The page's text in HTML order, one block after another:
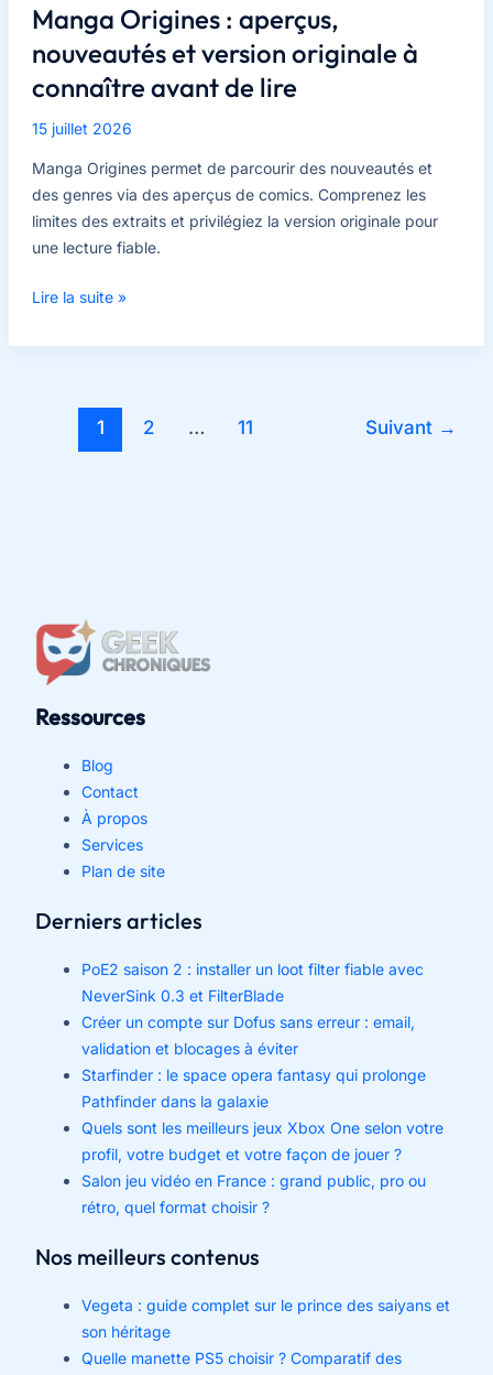
Manga Origines : aperçus,
nouveautés et version originale à
connaître avant de lire
15 juillet 2026
Manga Origines permet de parcourir des nouveautés et
des genres via des aperçus de comics. Comprenez les
limites des extraits et privilégiez la version originale pour
une lecture fiable.
Manga
:
version
Lire la suite »
1 2 … 11 Suivant →
Ressources
Blog
Contact
À propos
Services
Plan de site
Derniers articles
PoE2 saison 2 : installer un loot filter fiable avec
NeverSink 0.3 et FilterBlade
Créer un compte sur Dofus sans erreur : email,
validation et blocages à éviter
Starfinder : le space opera fantasy qui prolonge
Pathfinder dans la galaxie
Quels sont les meilleurs jeux Xbox One selon votre
profil, votre budget et votre façon de jouer ?
Salon jeu vidéo en France : grand public, pro ou
rétro, quel format choisir ?
Nos meilleurs contenus
Vegeta : guide complet sur le prince des saiyans et
son héritage
Quelle manette PS5 choisir ? Comparatif des